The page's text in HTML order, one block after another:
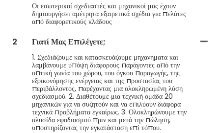
Οι εσωτερικοί σχεδιαστές και μηχανικοί μας έχουν
δημιουργήσει αμέτρητα εξαιρετικά σχέδια για πελάτες
από διαφορετικούς κλάδους
2 Γιατί Μας Επιλέγετε;
1. Σχεδιάζουμε και κατασκευάζουμε μηχανήματα και
λαμβάνουμε υπόψη διάφορους παράγοντες από την
οπτική γωνία του χώρου, του όγκου παραγωγής, της
εξοικονόμησης ενέργειας και της προστασίας του
περιβάλλοντος, παρέχοντας μια ολοκληρωμένη λύση
σχεδιασμού. 2. Διαθέτουμε μια τεχνική ομάδα 20
μηχανικών για να συζητούν και να επιλύουν διάφορα
τεχνικά προβλήματα εγκαίρως. 3. Ολοκληρώνουμε την
αλυσίδα εφοδιασμού πριν και μετά την πώληση,
υποστηρίζοντας την εγκατάσταση επί τόπου.